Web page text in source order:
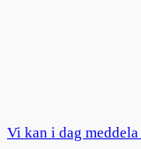
Vi kan i dag